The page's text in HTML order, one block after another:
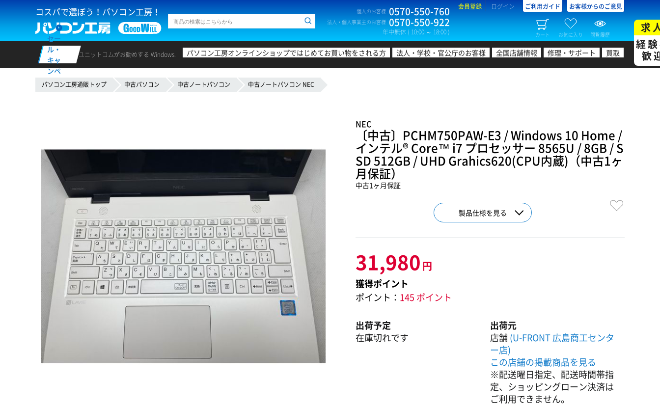
コスパで選ぼう！パソコン工房！ 個人のお客様 0570-550-760
法人・個人事業主のお客様 0570-550-922
年中無休 ( 10:00 ～ 18:00 )
会員登録 ログイン ご利用ガイド お客様からのご意見
カート お気に入り 閲覧履歴
セー
ル・
キャ
ンペ
ーン
ユニットコムがお勧めする Windows. パソコン工房オンラインショップではじめてお買い物をされる方 法人・学校・官公庁のお客様 全国店舗情報 修理・サポート 買取
求
経
歓
パソコン工房通販トップ 中古パソコン 中古ノートパソコン 中古ノートパソコン NEC
NEC
〔中古〕PCHM750PAW-E3 / Windows 10 Home /
インテル® Core™ i7 プロセッサー 8565U / 8GB / S
SD 512GB / UHD Grahics620(CPU内蔵)（中古1ヶ
月保証）
中古1ヶ月保証
製品仕様を見る
31,980 円
獲得ポイント
ポイント： 145 ポイント
出荷予定
在庫切れです
出荷元
店舗(U-FRONT 広島商工センタ
ー店)
この店舗の掲載商品を見る
※配送曜日指定、配送時間帯指
定、ショッピングローン決済は
ご利用できません。